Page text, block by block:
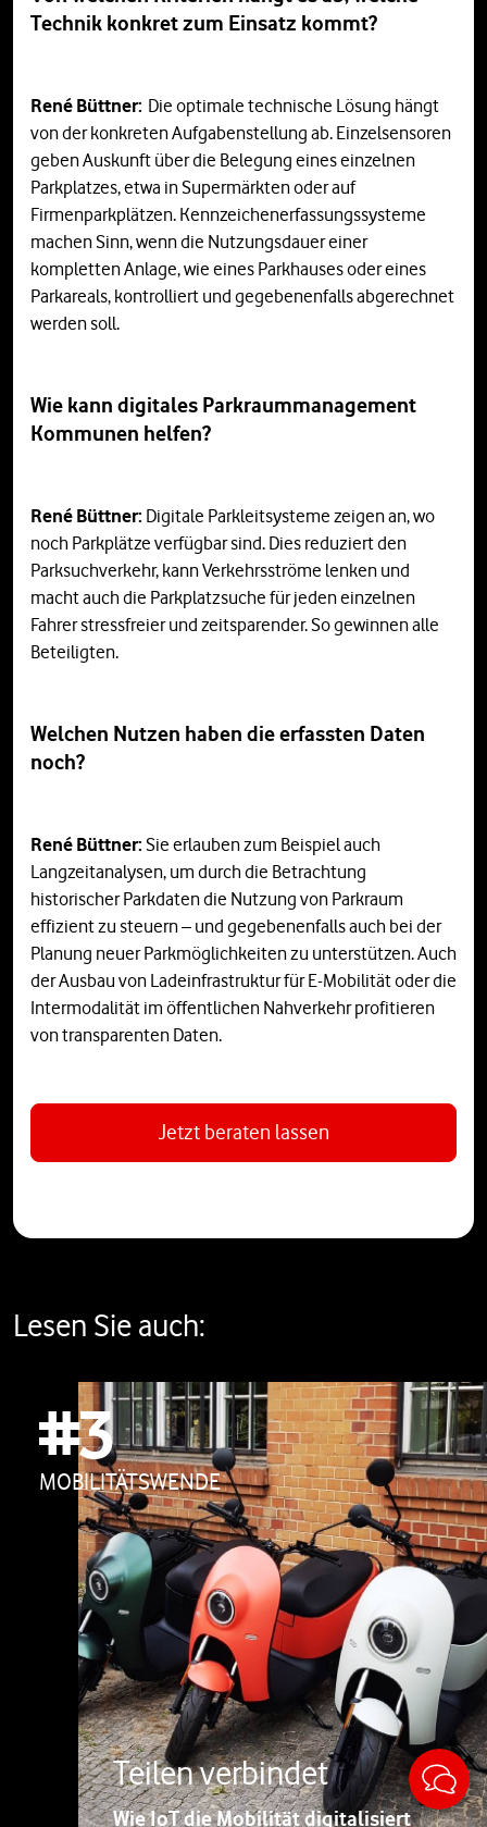
Technik konkret zum Einsatz kommt?
René Büttner: Die optimale technische Lösung hängt
von der konkreten Aufgabenstellung ab. Einzelsensoren
geben Auskunft über die Belegung eines einzelnen
Parkplatzes, etwa in Supermärkten oder auf
Firmenparkplätzen. Kennzeichenerfassungssysteme
machen Sinn, wenn die Nutzungsdauer einer
kompletten Anlage, wie eines Parkhauses oder eines
Parkareals, kontrolliert und gegebenenfalls abgerechnet
werden soll.
Wie kann digitales Parkraummanagement
Kommunen helfen?
René Büttner: Digitale Parkleitsysteme zeigen an, wo
noch Parkplätze verfügbar sind. Dies reduziert den
Parksuchverkehr, kann Verkehrsströme lenken und
macht auch die Parkplatzsuche für jeden einzelnen
Fahrer stressfreier und zeitsparender. So gewinnen alle
Beteiligten.
Welchen Nutzen haben die erfassten Daten
noch?
René Büttner: Sie erlauben zum Beispiel auch
Langzeitanalysen, um durch die Betrachtung
historischer Parkdaten die Nutzung von Parkraum
effizient zu steuern – und gegebenenfalls auch bei der
Planung neuer Parkmöglichkeiten zu unterstützen. Auch
der Ausbau von Ladeinfrastruktur für E-Mobilität oder die
Intermodalität im öffentlichen Nahverkehr profitieren
von transparenten Daten.
Jetzt beraten lassen
Lesen Sie auch:
#3
MOBILITÄTSWENDE
Teilen verbindet
Wie IoT die Mobilität digitalisiert
Sticky